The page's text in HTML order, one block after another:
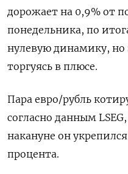
дорожает на 0,9% от
понедельника, по
нулевую динамику, но
торгуясь в плюсе.
Пара евро/рубль
согласно данным
накануне он
процента.